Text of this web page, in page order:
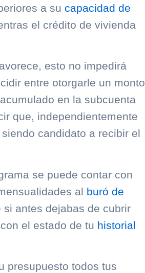
a su capacidad de
el crédito de vivienda
esto no impedirá
entre otorgarle un monto
en la subcuenta
que, independientemente
candidato a recibir el
se puede contar con
al buró de
antes dejabas de cubrir
el estado de tu historial
presupuesto todos tus